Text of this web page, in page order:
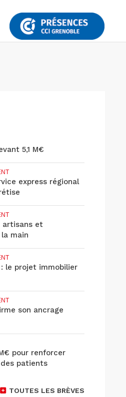
5,1 M€
express régional
artisans et
main
le projet immobilier
son ancrage
pour renforcer
des patients
TOUTES LES BRÈVES